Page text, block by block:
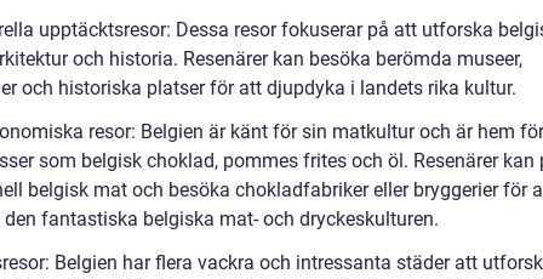
upptäcktsresor: Dessa resor fokuserar på att utforska
och historia. Resenärer kan besöka berömda museer,
och historiska platser för att djupdyka i landets rika kultur.
resor: Belgien är känt för sin matkultur och är hem för
som belgisk choklad, pommes frites och öl. Resenärer kan
belgisk mat och besöka chokladfabriker eller bryggerier för
fantastiska belgiska mat- och dryckeskulturen.
Belgien har flera vackra och intressanta städer att